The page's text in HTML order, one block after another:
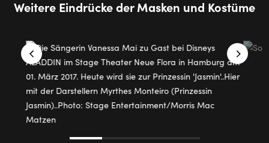
Wei­te­re Ein­drü­cke der Mas­ken und Kos­tü­me